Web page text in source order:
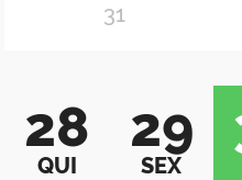
31
28
QUI
29
SEX